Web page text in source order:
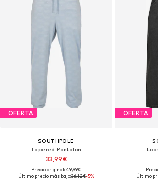
OFERTA
SOUTHPOLE
Tapered Pantalón
33,99€
Precio original: 49,99€
Último precio más bajo:36,12€-5%
OFERTA
Último